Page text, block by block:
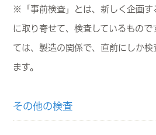
※「事前検査」とは、新しく企画す
に取り寄せて、検査しているもので
ては、製造の関係で、直前にしか検
ます。
その他の検査